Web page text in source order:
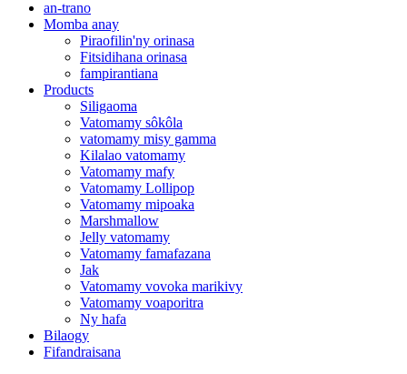
an-trano
Momba anay
Piraofilin'ny orinasa
Fitsidihana orinasa
fampirantiana
Products
Siligaoma
Vatomamy sôkôla
vatomamy misy gamma
Kilalao vatomamy
Vatomamy mafy
Vatomamy Lollipop
Vatomamy mipoaka
Marshmallow
Jelly vatomamy
Vatomamy famafazana
Jak
Vatomamy vovoka marikivy
Vatomamy voaporitra
Ny hafa
Bilaogy
Fifandraisana